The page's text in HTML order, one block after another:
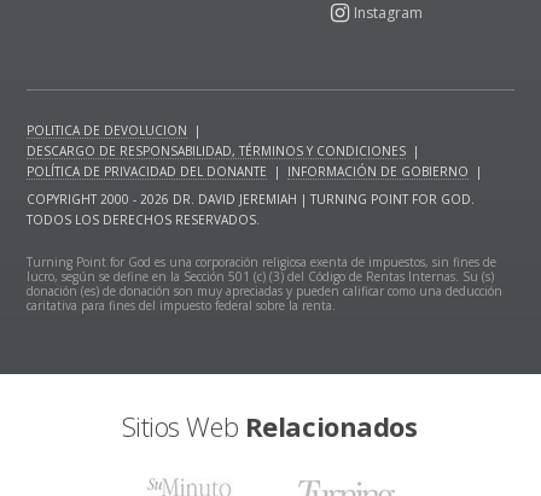
POLITICA DE DEVOLUCION
|
DESCARGO DE RESPONSABILIDAD, TÉRMINOS Y CONDICIONES |
POLÍTICA DE PRIVACIDAD DEL DONANTE
| INFORMACIÓN DE GOBIERNO
|
COPYRIGHT 2000 - 2026 DR. DAVID JEREMIAH | TURNING POINT FOR GOD.
TODOS LOS DERECHOS RESERVADOS.
Turning Point for God es una corporación religiosa exenta de impuestos, sin fines de
lucro, según se define en la Sección 501 (c) (3) del Código de Rentas Internas. Su (s)
donación (es) de donación son muy apreciadas y pueden calificar como una deducción
caritativa para fines del impuesto federal sobre la renta.
Sitios Web Relacionados